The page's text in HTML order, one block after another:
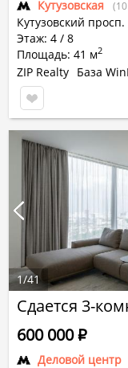
Кутузовская
Кутузовский просп.
Этаж: 4 / 8
Площадь: 41 м2
ZIP Realty База
Сдается 3-
Деловой центр
600 000Р
1/41